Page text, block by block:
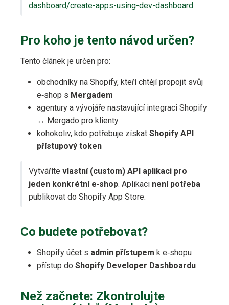
dashboard/create-apps-using-dev-dashboard
Pro koho je tento návod určen?
Tento článek je určen pro:
obchodníky na Shopify, kteří chtějí propojit svůj
e‑shop s Mergadem
agentury a vývojáře nastavující integraci Shopify
↔ Mergado pro klienty
kohokoliv, kdo potřebuje získat Shopify API
přístupový token
Vytváříte vlastní (custom) API aplikaci pro
jeden konkrétní e‑shop. Aplikaci není potřeba
publikovat do Shopify App Store.
Co budete potřebovat?
Shopify účet s admin přístupem k e‑shopu
přístup do Shopify Developer Dashboardu
Než začnete: Zkontrolujte